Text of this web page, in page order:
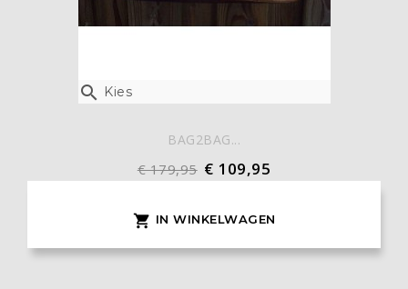
 Kies
BAG2BAG...
€ 179,95 € 109,95
 IN WINKELWAGEN